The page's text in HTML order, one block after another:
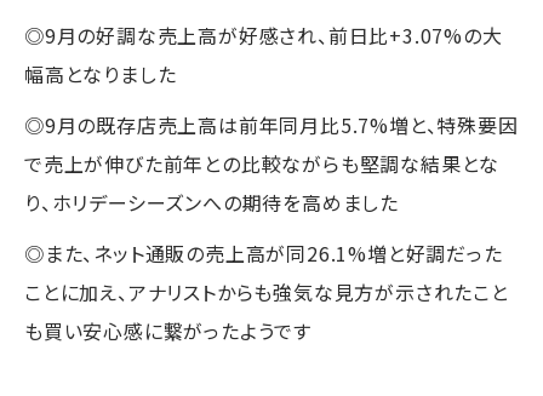
◎9月の好調な売上高が好感され、前日比+3.07%の大
幅高となりました
◎9月の既存店売上高は前年同月比5.7%増と、特殊要因
で売上が伸びた前年との比較ながらも堅調な結果とな
り、ホリデーシーズンへの期待を高めました
◎また、ネット通販の売上高が同26.1%増と好調だった
ことに加え、アナリストからも強気な見方が示されたこと
も買い安心感に繋がったようです